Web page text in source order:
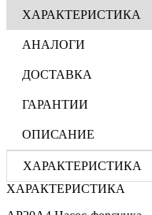
ХАРАКТЕРИСТИКА
АНАЛОГИ
ДОСТАВКА
ГАРАНТИИ
ОПИСАНИЕ
ХАРАКТЕРИСТИКА
ХАРАКТЕРИСТИКА